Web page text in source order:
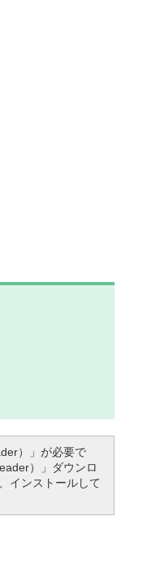
）」が必要で
）」ダウンロ
インストールして